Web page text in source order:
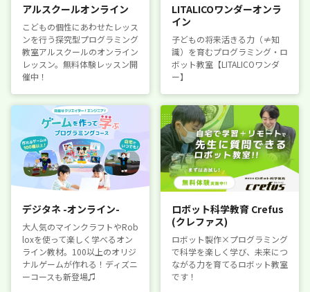
アルスクールオンライン
こどもの個性にあわせたレッス
ンを行う探究型プログラミング
教室アルスクールのオンライン
レッスン。無料体験レッスン開
催中！
LITALICOワンダーオンラ
イン
子どもの将来活きる力（≠知
識）を育むプログラミング・ロ
ボット教室【LITALICOワンダ
ー】
デジタネ -オンライン-
大人気のマインクラフトやRob
loxを使って楽しく学べるオン
ライン教材。100以上のオリジ
ナルゲームが作れる！ディズニ
ーコースも新登場♫
ロボット科学教育 Crefus
(クレファス)
ロボット製作×プログラミング
で科学を楽しく学び、未来につ
ながる力を育てるロボット教室
です！